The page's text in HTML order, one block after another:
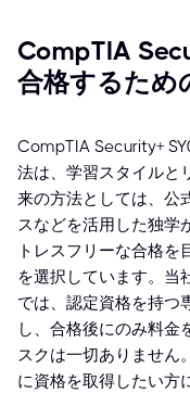
CompTIA
合格するため
CompTIA Security+
法は、学習スタイルと
来の方法としては、公
スなどを活用した独学
トレスフリーな合格を
を選択しています。当
では、認定資格を持つ
し、合格後にのみ料金
スクは一切ありません
に資格を取得したい方